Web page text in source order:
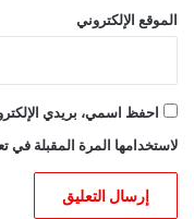
الموقع الإلكتروني
احفظ اسمي، بريدي
لاستخدامها المرة المقبلة في